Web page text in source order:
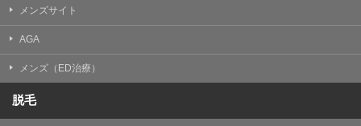
メンズサイト
AGA
メンズ（ED治療）
脱毛